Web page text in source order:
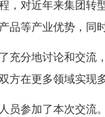
对近年来集团转
等产业优势，同
地讨论和交流
在更多领域实现
参加了本次交流。